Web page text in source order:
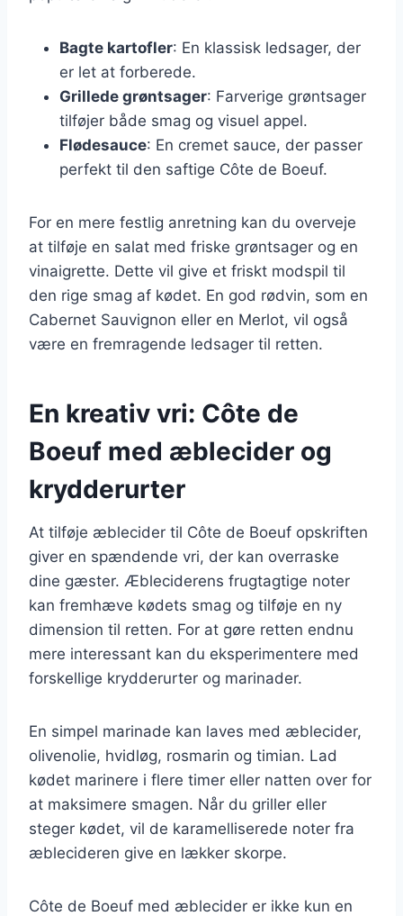
Bagte kartofler: En klassisk ledsager, der
er let at forberede.
Grillede grøntsager: Farverige grøntsager
tilføjer både smag og visuel appel.
Flødesauce: En cremet sauce, der passer
perfekt til den saftige Côte de Boeuf.
For en mere festlig anretning kan du overveje
at tilføje en salat med friske grøntsager og en
vinaigrette. Dette vil give et friskt modspil til
den rige smag af kødet. En god rødvin, som en
Cabernet Sauvignon eller en Merlot, vil også
være en fremragende ledsager til retten.
En kreativ vri: Côte de
Boeuf med æblecider og
krydderurter
At tilføje æblecider til Côte de Boeuf opskriften
giver en spændende vri, der kan overraske
dine gæster. Æbleciderens frugtagtige noter
kan fremhæve kødets smag og tilføje en ny
dimension til retten. For at gøre retten endnu
mere interessant kan du eksperimentere med
forskellige krydderurter og marinader.
En simpel marinade kan laves med æblecider,
olivenolie, hvidløg, rosmarin og timian. Lad
kødet marinere i flere timer eller natten over for
at maksimere smagen. Når du griller eller
steger kødet, vil de karamelliserede noter fra
æblecideren give en lækker skorpe.
Côte de Boeuf med æblecider er ikke kun en